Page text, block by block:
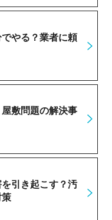
やる？業者に頼
敷問題の解決事
引き起こす？汚
策